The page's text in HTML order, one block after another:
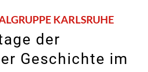
KARLSRUHE
der
Geschichte im